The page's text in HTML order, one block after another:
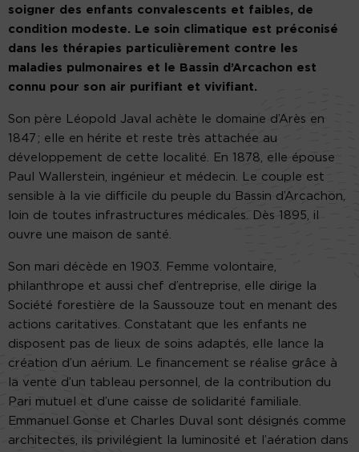
soigner des enfants convalescents et faibles, de
condition modeste. Le soin climatique est préconisé
dans les thérapies particulièrement contre les
maladies pulmonaires et le Bassin d’Arcachon est
connu pour son air purifiant et vivifiant.
Son père Léopold Javal achète le domaine d’Arès en
1847 ; elle en hérite et reste très attachée au
développement de cette localité. En 1878, elle épouse
Paul Wallerstein, ingénieur et médecin. Le couple est
sensible à la vie difficile du peuple du Bassin d’Arcachon,
loin de toutes infrastructures médicales. Dès 1895, il
ouvre une maison de santé.
Son mari décède en 1903. Femme volontaire,
philanthrope et aussi chef d’entreprise, elle dirige la
Société forestière de la Saussouze tout en menant des
actions caritatives. Constatant que les enfants ne
disposent pas de lieux de soins adaptés, elle lance la
création d’un aérium. Le financement se réalise grâce à
la vente d’un tableau personnel, de la contribution du
Pari mutuel et d’une caisse de solidarité familiale.
Emmanuel Gonse et Charles Duval sont désignés comme
architectes, ils privilégient la luminosité et l’aération dans